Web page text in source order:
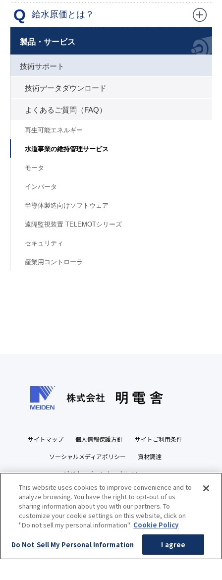
Q 給水原価とは？
製品・サービス
技術サポート
技術データダウンロード
よくあるご質問（FAQ）
再生可能エネルギー
水道事業の維持管理サービス
モータ
インバータ
半導体製造向けソフトウェア
遠隔監視装置 TELEMOTシリーズ
セキュリティ
産業用コントローラ
サイトマップ 個人情報保護方針 サイトご利用条件
ソーシャルメディアポリシー 資材調達
ビジネスパートナーズサイト
Copyright(c) MEIDENSHA CORPORATION All Rights Reserved.
This website uses cookies to improve convenience and to
analyze browsing. You have the right to opt-out of us
sharing information about you with our partners. To
customize your cookie settings on this website, click on
"Do not sell my personal information". Cookie Policy
Do Not Sell My Personal Information I agree